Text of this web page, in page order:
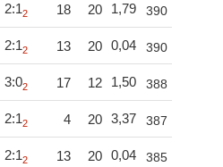
2:12 18 20 1,79 390
2:12 13 20 0,04 390
3:02 17 12 1,50 388
2:12 4 20 3,37 387
2:12 13 20 0,04 385